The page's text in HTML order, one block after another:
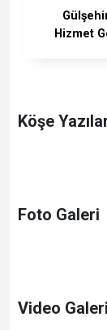
Hizmet
Köşe
Foto Galeri
Video Galeri